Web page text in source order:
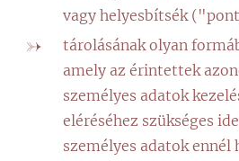
vagy helyesbítsék
tárolásának olyan
amely az érintettek
személyes adatok
eléréséhez szükséges
személyes adatok ennél